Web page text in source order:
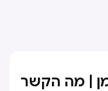
| מה הקשר